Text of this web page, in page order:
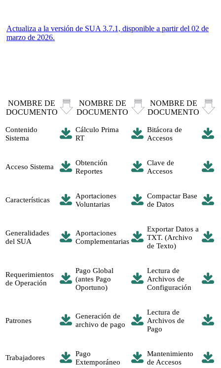
Actualiza a la versión de SUA 3.7.1, disponible a partir del 02 de
marzo de 2026.
NOMBRE DE
DOCUMENTO
NOMBRE DE
DOCUMENTO
NOMBRE DE
DOCUMENTO
Contenido
Sistema
Cálculo Prima
RT
Bitácora de
Accesos
Acceso Sistema
Obtención
Reportes
Clave de
Accesos
Características
Aportaciones
Voluntarias
Compactar Base
de Datos
Generalidades
del SUA
Aportaciones
Complementarias
Exportar Datos a
TXT. (Archivo
de Texto)
Requerimientos
de Operación
Pago Global
(antes Pago
Oportuno)
Lectura de
Archivos de
Configuración
Patrones
Generación de
archivo de pago
Lectura de
Archivos de
Pago
Trabajadores
Pago
Extemporáneo
Mantenimiento
de Accesos